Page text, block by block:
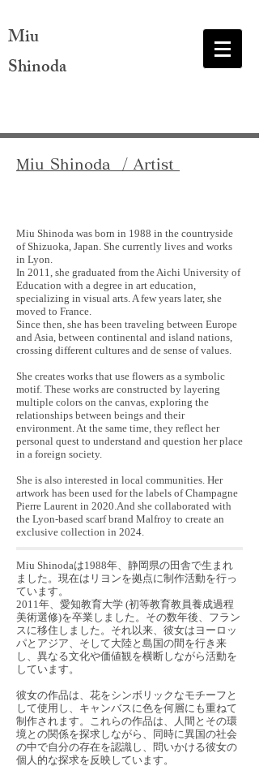
Miu
Shinoda
Miu Shinoda / Artist
Miu Shinoda was born in 1988 in the countryside
of Shizuoka, Japan. She currently lives and works
in Lyon.
In 2011, she graduated from the Aichi University of
Education with a degree in art education,
specializing in visual arts. A few years later, she
moved to France.
Since then, she has been traveling between Europe
and Asia, between continental and island nations,
crossing different cultures and de sense of values.
She creates works that use flowers as a symbolic
motif. These works are constructed by layering
multiple colors on the canvas, exploring the
relationships between beings and their
environment. At the same time, they reflect her
personal quest to understand and question her place
in a foreign society.
She is also interested in local communities. Her
artwork has been used for the labels of Champagne
Pierre Laurent in 2020.And she collaborated with
the Lyon-based scarf brand Malfroy to create an
exclusive collection in 2024.
Miu Shinodaは1988年、静岡県の田舎で生まれ
ました。現在はリヨンを拠点に制作活動を行っ
ています。
2011年、愛知教育大学 (初等教育教員養成過程
美術選修)を卒業しました。その数年後、フラン
スに移住しました。それ以来、彼女はヨーロッ
パとアジア、そして大陸と島国の間を行き来
し、異なる文化や価値観を横断しながら活動を
しています。
彼女の作品は、花をシンボリックなモチーフと
して使用し、キャンバスに色を何層にも重ねて
制作されます。これらの作品は、人間とその環
境との関係を探求しながら、同時に異国の社会
の中で自分の存在を認識し、問いかける彼女の
個人的な探求を反映しています。